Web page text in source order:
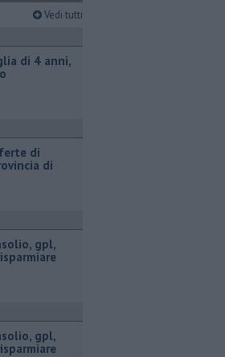
Vedi tutti
di 4 anni,
di
di
gpl,
gpl,